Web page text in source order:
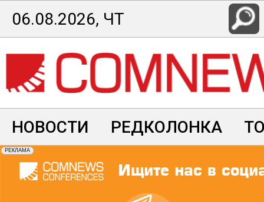
Перейти
к
основному
содержанию
06.08.2026, ЧТ
НОВОСТИ РЕДКОЛОНКА